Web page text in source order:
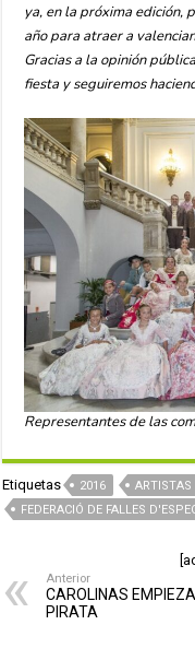
ya, en la próxima edición,
año para atraer a
Gracias a la opinión
fiesta y seguiremos
Representantes de las
Etiquetas 2016 ARTISTAS
FEDERACIÓ DE FALLES
Anterior
CAROLINAS
PIRATA